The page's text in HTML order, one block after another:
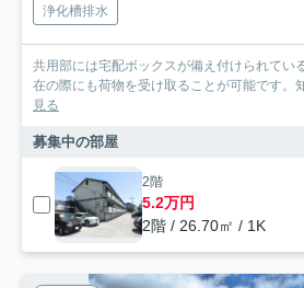
浄化槽排水
共用部には宅配ボックスが備え付けられてい
在の際にも荷物を受け取ることが可能です。
見る
募集中の部屋
2階
5.2万円
2階 / 26.70㎡ / 1K